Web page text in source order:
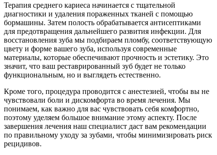
Терапия среднего кариеса начинается с тщательной
диагностики и удаления пораженных тканей с помощью
бормашины. Затем полость обрабатывается антисептиками
для предотвращения дальнейшего развития инфекции. Для
восстановления зуба мы подбираем пломбу, соответствующую
цвету и форме вашего зуба, используя современные
материалы, которые обеспечивают прочность и эстетику. Это
значит, что ваш реставрированный зуб будет не только
функциональным, но и выглядеть естественно.
Кроме того, процедура проводится с анестезией, чтобы вы не
чувствовали боли и дискомфорта во время лечения. Мы
понимаем, как важно для вас чувствовать себя комфортно,
поэтому уделяем большое внимание этому аспекту. После
завершения лечения наш специалист даст вам рекомендации
по правильному уходу за зубами, чтобы минимизировать риск
рецидивов.